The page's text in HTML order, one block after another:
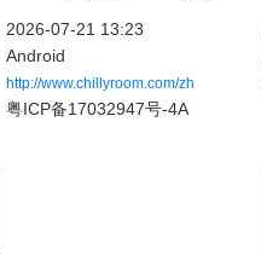
2026-07-21 13:23
Android
http://www.chillyroom.com/zh
粤ICP备17032947号-4A